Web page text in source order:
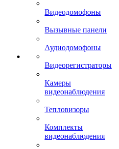
Видеодомофоны
Вызывные панели
Аудиодомофоны
Видеорегистраторы
Камеры
видеонаблюдения
Тепловизоры
Комплекты
видеонаблюдения